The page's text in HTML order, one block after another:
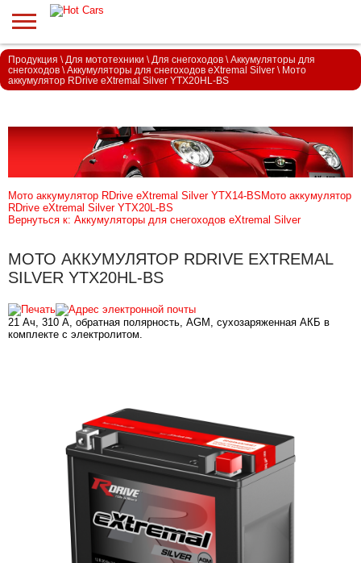
Продукция \ Для мототехники \ Для снегоходов \ Аккумуляторы для
снегоходов \ Аккумуляторы для снегоходов eXtremal Silver \ Мото
аккумулятор RDrive eXtremal Silver YTX20HL-BS
Мото аккумулятор RDrive eXtremal Silver YTX14-BS Мото аккумулятор
RDrive eXtremal Silver YTX20L-BS
Вернуться к: Аккумуляторы для снегоходов eXtremal Silver
МОТО АККУМУЛЯТОР RDRIVE EXTREMAL
SILVER YTX20HL-BS
21 Ач, 310 А, обратная полярность, AGM, сухозаряженная АКБ в
комплекте с электролитом.